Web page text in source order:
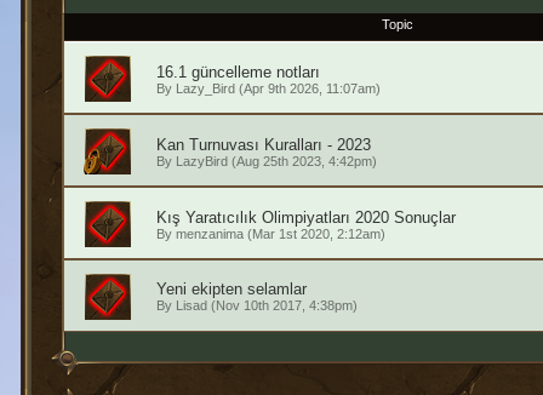
Topic
16.1 güncelleme notları
By Lazy_Bird (Apr 9th 2026, 11:07am)
Kan Turnuvası Kuralları - 2023
By LazyBird (Aug 25th 2023, 4:42pm)
Kış Yaratıcılık Olimpiyatları 2020 Sonuçlar
By menzanima(Mar 1st 2020, 2:12am)
Yeni ekipten selamlar
By Lisad (Nov 10th 2017, 4:38pm)